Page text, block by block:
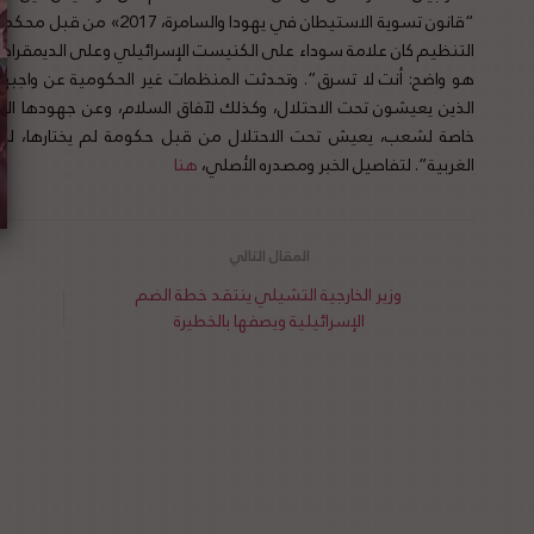
“قانون تسوية الاستيطان في
التنظيم كان علامة سوداء على الكنيست الإسرائيلي وعلى
هو واضح: أنت لا تسرق”. وتحدثت المنظمات غير الحكومية عن
الذين يعيشون تحت الاحتلال، وكذلك لآفاق السلام، وعن جهودها
خاصة لشعب، يعيش تحت الاحتلال من قبل حكومة لم يختارها،
الغربية”. لتفاصيل الخبر ومصدره الأصلي،هنا
وزير الخارجية التشيلي ينتقد خطة الضم
الإسرائيلية ويصفها بالخطيرة